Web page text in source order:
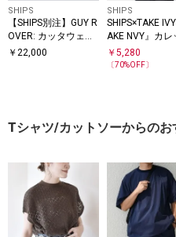
SHIPS
【SHIPS別注】GUY R
OVER: カッタウェイ
カラー メランジ ポロ
￥ 22,000
SHIPS
SHIPS×TAKE
AKE NVY』カレ
スウェット クル
ック トレーナー
￥5,280
〔70%OFF〕
Tシャツ/カットソーからのお